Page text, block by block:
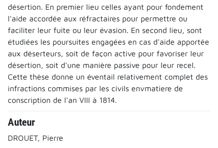
désertion. En premier lieu celles ayant pour fondement
l'aide accordée aux réfractaires pour permettre ou
faciliter leur fuite ou leur évasion. En second lieu, sont
étudiées les poursuites engagées en cas d'aide apportée
aux déserteurs, soit de façon active pour favoriser leur
désertion, soit d'une manière passive pour leur recel.
Cette thèse donne un éventail relativement complet des
infractions commises par les civils envmatiere de
conscription de l'an VIII à 1814.
Auteur
DROUET, Pierre